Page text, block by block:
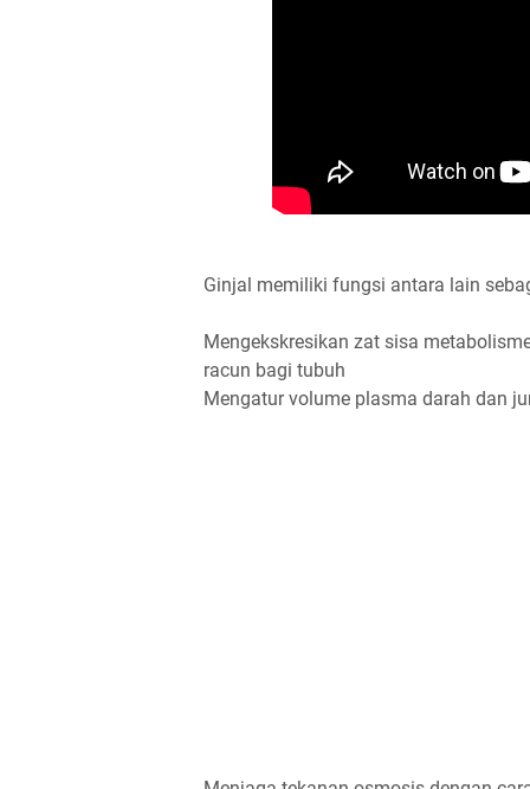
Ginjal memiliki fungsi antara lain
Mengekskresikan zat sisa
racun bagi tubuh
Mengatur volume plasma darah dan